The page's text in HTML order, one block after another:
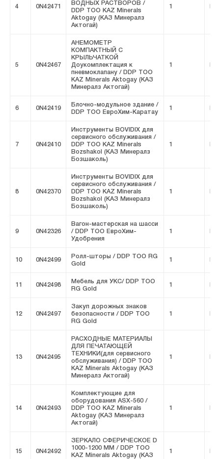
4 0N42471
ВОДНЫХ РАСТВОРОВ /
DDP ТОО KAZ Minerals
Aktogay (КАЗ Минералз
Актогай)
1
5 0N42467
АНЕМОМЕТР
КОМПАКТНЫЙ С
КРЫЛЬЧАТКОЙ
Доукомплектация к
пневмоклапану / DDP ТОО
KAZ Minerals Aktogay (КАЗ
Минералз Актогай)
1
6 0N42419
Блочно-модульное здание /
DDP ТОО ЕвроХим-Каратау
1
7 0N42410
Инструменты BOVIDIX для
сервисного обслуживания /
DDP ТОО KAZ Minerals
Bozshakol (КАЗ Минералз
Бозшаколь)
1
8 0N42370
Инструменты BOVIDIX для
сервисного обслуживания /
DDP ТОО KAZ Minerals
Bozshakol (КАЗ Минералз
Бозшаколь)
1
9 0N42326
Вагон-мастерская на шасси
/ DDP ТОО ЕвроХим-
Удобрения
1
10 0N42499
Ролл-шторы / DDP ТОО RG
Gold
1
11 0N42498
Мебель для УКС/ DDP ТОО
RG Gold
1
12 0N42497
Закуп дорожных знаков
безопасности / DDP ТОО
RG Gold
1
13 0N42495
РАСХОДНЫЕ МАТЕРИАЛЫ
ДЛЯ ПЕЧАТАЮЩЕЙ
ТЕХНИКИ(для сервисного
обслуживания) / DDP ТОО
KAZ Minerals Aktogay (КАЗ
Минералз Актогай)
1
14 0N42493
Комплектующие для
оборудования ASX-560 /
DDP ТОО KAZ Minerals
Aktogay (КАЗ Минералз
Актогай)
1
15 0N42492
ЗЕРКАЛО СФЕРИЧЕСКОЕ D
1000-1200 MM / DDP ТОО
KAZ Minerals Aktogay (КАЗ
1